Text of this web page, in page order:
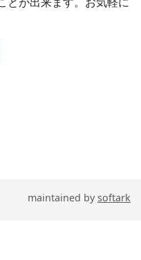
maintained bysoftark